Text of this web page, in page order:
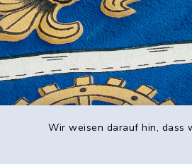
Wir weisen darauf hin, dass